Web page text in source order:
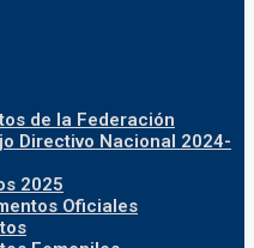
de la Federación
Directivo Nacional 2024-
2025
Oficiales